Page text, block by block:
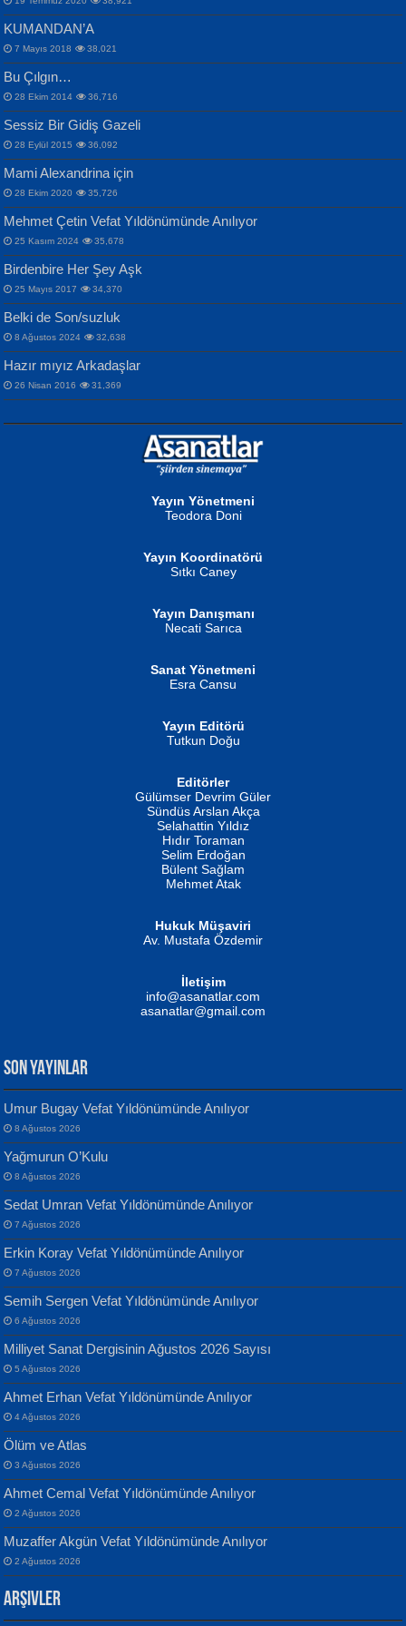
İPEK ACAR SERT
Gazze’nin Şecaati, Ümmetin İmtihanı...
MAHMUT GÜRBÜZ
İbrahim Olmak ve Bitirebilmek...
NURAN KÖSE BAYDAR
İSMAİL OKUTAN
Erkeklerin Kahrolması Ne Demektir
MUSTAFA KELOĞLU
Yarına İz Bırakmak...
ATİLLA ÖZEN
Sultan Olmadan Önce Eyüp...
EKREM KARABABA
Selahattin Yıldız
İdrakimle Üşürken...
Songül Özel
Mahzen...
Ben Deniz Değilim ki...
Evvel Zaman Tanrıçası...
Yılmaz Ekinci
Geceye Söylenen...
Banu Sancak
Defterimden İçeri...
İsmail Aydos
İnkisar...
ERDEM BAYAZIT
Sana, Bana, Vatanıma, Ülkemin
İnsanlarına Dair...
NAZIM HİKMET RAN
Bir Cezaevinde, Tecritteki Adamın
Mektupları...
KUMANDAN’A
7 Mayıs 2018 38,021
Bu Çılgın…
28 Ekim 2014 36,716
Sessiz Bir Gidiş Gazeli
28 Eylül 2015 36,092
Mami Alexandrina için
28 Ekim 2020 35,726
Mehmet Çetin Vefat Yıldönümünde Anılıyor
25 Kasım 2024 35,678
Birdenbire Her Şey Aşk
25 Mayıs 2017 34,370
Belki de Son/suzluk
8 Ağustos 2024 32,638
Hazır mıyız Arkadaşlar
26 Nisan 2016 31,369
Yayın Yönetmeni
Teodora Doni
Yayın Koordinatörü
Sıtkı Caney
Yayın Danışmanı
Necati Sarıca
Sanat Yönetmeni
Esra Cansu
Yayın Editörü
Tutkun Doğu
Editörler
Gülümser Devrim Güler
Sündüs Arslan Akça
Selahattin Yıldız
Hıdır Toraman
Selim Erdoğan
Bülent Sağlam
Mehmet Atak
Hukuk Müşaviri
Av. Mustafa Özdemir
İletişim
info@asanatlar.com
asanatlar@gmail.com
SON YAYINLAR
Umur Bugay Vefat Yıldönümünde Anılıyor
8 Ağustos 2026
Yağmurun O’Kulu
8 Ağustos 2026
Sedat Umran Vefat Yıldönümünde Anılıyor
7 Ağustos 2026
Erkin Koray Vefat Yıldönümünde Anılıyor
7 Ağustos 2026
Semih Sergen Vefat Yıldönümünde Anılıyor
6 Ağustos 2026
Milliyet Sanat Dergisinin Ağustos 2026 Sayısı
5 Ağustos 2026
Ahmet Erhan Vefat Yıldönümünde Anılıyor
4 Ağustos 2026
Ölüm ve Atlas
3 Ağustos 2026
Ahmet Cemal Vefat Yıldönümünde Anılıyor
2 Ağustos 2026
Muzaffer Akgün Vefat Yıldönümünde Anılıyor
2 Ağustos 2026
Arşivler